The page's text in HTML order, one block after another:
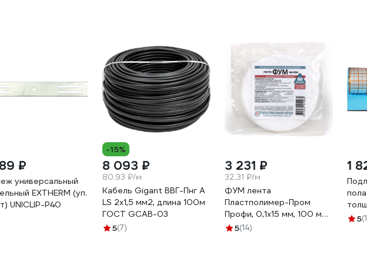
₽
универсальный
EXTHERM (уп.
UNICLIP-P40
-15%
8 093 ₽
80.93 ₽/м
Кабель Gigant ВВГ-Пнг А
LS 2x1,5 мм2, длина 100м
ГОСТ GCAB-03
5(7)
3 231 ₽
32.31 ₽/м
ФУМ лента
Пластполимер-Пром
Профи, 0,1х15 мм, 100 м
ЗВ-00001594
5(14)
1
5